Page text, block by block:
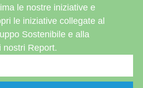
le nostre iniziative e
le iniziative collegate al
Sostenibile e alla
nostri Report.